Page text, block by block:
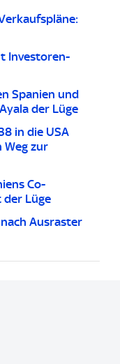
Investoren-
Spanien und
der Lüge
in die USA
Weg zur
Co-
der Lüge
Ausraster